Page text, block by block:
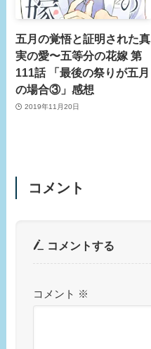
五月の覚悟と証明された真
実の愛〜五等分の花嫁 第
111話 「最後の祭りが五月
の場合③」感想
2019年11月20日
コメント
コメントする
コメント ※